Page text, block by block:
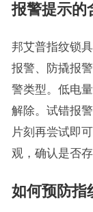
报警提示的
邦艾普指纹锁
报警、防撬报
警类型。低电
解除。试错报
片刻再尝试即
观，确认是否
如何预防指